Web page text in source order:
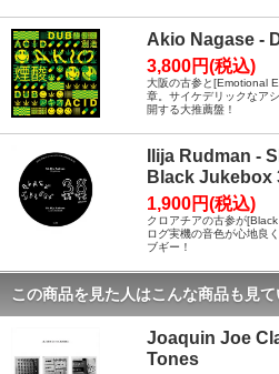
Akio Nagase -
3,800円(税込)
大阪の古参と[Emotional
章。サイケデリックなア
開する大推薦盤！
Ilija Rudman -
Black Jukebox
1,900円(税込)
クロアチアの古参が
ログ実機の音色が心地良
ブギー！
この商品を見た人はこんな商品も見
Joaquin Joe
Tones